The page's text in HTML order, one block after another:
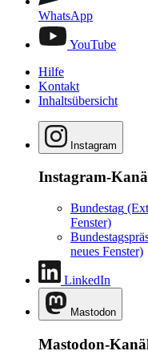
WhatsApp
YouTube
Hilfe
Kontakt
Inhaltsübersicht
Instagram
Instagram-
Bundestag
Fenster)
neues Fenster)
LinkedIn
Mastodon
Mastodon-